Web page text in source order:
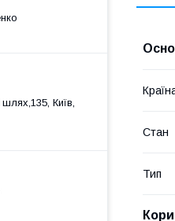
Стан
Тип
Київ,